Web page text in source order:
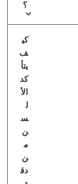
؟
كي
ف
يتأ
كد
الأ
ل
س
ن
م
ن
دق